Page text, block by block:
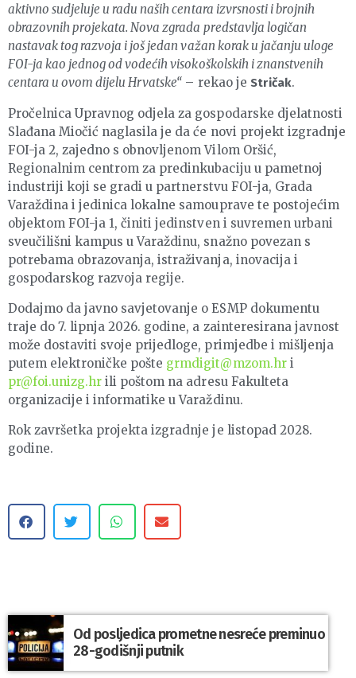
aktivno sudjeluje u radu naših centara izvrsnosti i brojnih
obrazovnih projekata. Nova zgrada predstavlja logičan
nastavak tog razvoja i još jedan važan korak u jačanju uloge
FOI-ja kao jednog od vodećih visokoškolskih i znanstvenih
centara u ovom dijelu Hrvatske“ – rekao je Stričak.
Pročelnica Upravnog odjela za gospodarske djelatnosti
Slađana Miočić naglasila je da će novi projekt izgradnje
FOI-ja 2, zajedno s obnovljenom Vilom Oršić,
Regionalnim centrom za predinkubaciju u pametnoj
industriji koji se gradi u partnerstvu FOI-ja, Grada
Varaždina i jedinica lokalne samouprave te postojećim
objektom FOI-ja 1, činiti jedinstven i suvremen urbani
sveučilišni kampus u Varaždinu, snažno povezan s
potrebama obrazovanja, istraživanja, inovacija i
gospodarskog razvoja regije.
Dodajmo da javno savjetovanje o ESMP dokumentu
traje do 7. lipnja 2026. godine, a zainteresirana javnost
može dostaviti svoje prijedloge, primjedbe i mišljenja
putem elektroničke pošte grmdigit@mzom.hri
pr@foi.unizg.hr ili poštom na adresu Fakulteta
organizacije i informatike u Varaždinu.
Rok završetka projekta izgradnje je listopad 2028.
godine.
Od posljedica prometne nesreće preminuo
28-godišnji putnik